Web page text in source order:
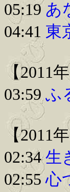
05:19 あ
04:41 東
【2011
03:59 ふ
【2011
02:34生
02:55心